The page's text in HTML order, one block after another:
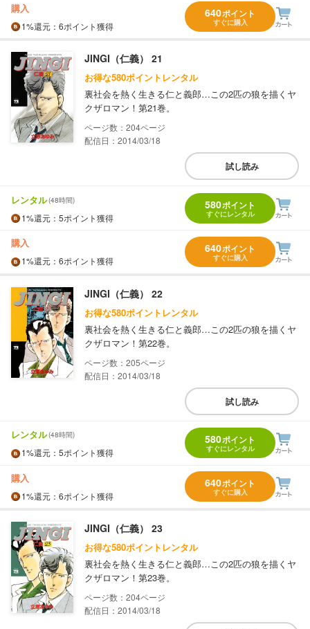
購入
1%還元 ：6ポイント獲得
640ポイント
すぐに購入
JINGI（仁義） 21
お得な580ポイントレンタル
裏社会を熱く生きる仁と義郎…この2匹の狼を描くヤ
クザロマン！第21巻。
204
配信日：2014/03/18
試し読み
レンタル(48時間)
1%還元 ：5ポイント獲得
580ポイント
すぐにレンタル
購入
1%還元 ：6ポイント獲得
640ポイント
すぐに購入
JINGI（仁義） 22
お得な580ポイントレンタル
裏社会を熱く生きる仁と義郎…この2匹の狼を描くヤ
クザロマン！第22巻。
205
配信日：2014/03/18
試し読み
レンタル(48時間)
1%還元 ：5ポイント獲得
580ポイント
すぐにレンタル
購入
1%還元 ：6ポイント獲得
640ポイント
すぐに購入
JINGI（仁義） 23
お得な580ポイントレンタル
裏社会を熱く生きる仁と義郎…この2匹の狼を描くヤ
クザロマン！第23巻。
204
配信日：2014/03/18